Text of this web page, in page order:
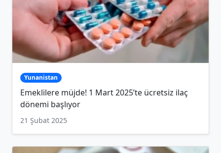
Yunanistan
Emeklilere müjde! 1 Mart 2025’te ücretsiz ilaç
dönemi başlıyor
21 Şubat 2025